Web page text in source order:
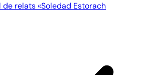
de relats «Soledad Estorach